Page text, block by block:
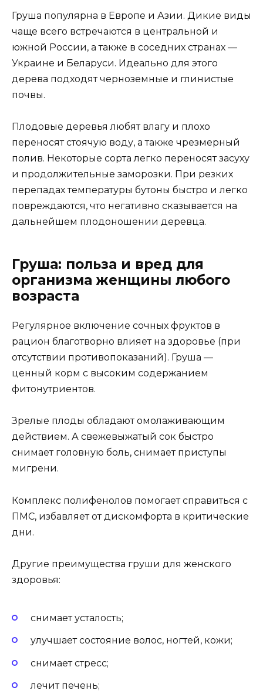
Груша популярна в Европе и Азии. Дикие виды
чаще всего встречаются в центральной и
южной России, а также в соседних странах —
Украине и Беларуси. Идеально для этого
дерева подходят черноземные и глинистые
почвы.
Плодовые деревья любят влагу и плохо
переносят стоячую воду, а также чрезмерный
полив. Некоторые сорта легко переносят засуху
и продолжительные заморозки. При резких
перепадах температуры бутоны быстро и легко
повреждаются, что негативно сказывается на
дальнейшем плодоношении деревца.
Груша: польза и вред для
организма женщины любого
возраста
Регулярное включение сочных фруктов в
рацион благотворно влияет на здоровье (при
отсутствии противопоказаний). Груша —
ценный корм с высоким содержанием
фитонутриентов.
Зрелые плоды обладают омолаживающим
действием. А свежевыжатый сок быстро
снимает головную боль, снимает приступы
мигрени.
Комплекс полифенолов помогает справиться с
ПМС, избавляет от дискомфорта в критические
дни.
Другие преимущества груши для женского
здоровья:
снимает усталость;
улучшает состояние волос, ногтей, кожи;
снимает стресс;
лечит печень;